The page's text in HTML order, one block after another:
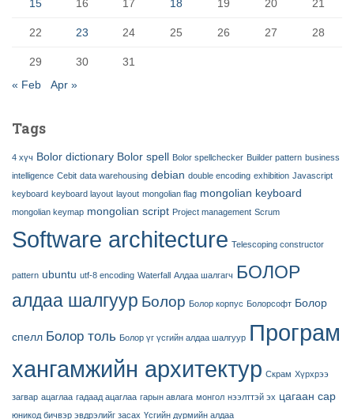
15 16 17 18 19 20 21
22 23 24 25 26 27 28
29 30
31
« Feb
Apr »
Tags
4 хүч Bolor dictionary Bolor spell Bolor spellchecker Builder pattern business
intelligence Cebit data warehousing debian double encoding exhibition Javascript
keyboard keyboard layout layout mongolian flag mongolian keyboard
mongolian keymap mongolian script Project management Scrum
Software architecture Telescoping constructor
pattern ubuntu utf-8 encoding Waterfall Алдаа шалгагч БОЛОР
алдаа шалгуур Болор Болор корпус Болорсофт Болор
спелл Болор толь Болор үг үсгийн алдаа шалгуур Програм
хангамжийн архитектур Скрам Хүрхрээ
загвар ацаглаа гадаад ацаглаа гарын авлага монгол нээлттэй эх цагаан сар
юникод бичвэр эвдрэлийг засах Үсгийн дүрмийн алдаа